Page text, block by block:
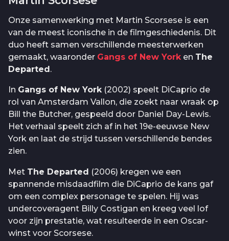
Onze samenwerking met Martin Scorsese is een
van de meest iconische in de filmgeschiedenis. Dit
duo heeft samen verschillende meesterwerken
gemaakt, waaronder Gangs of New Yorken The
Departed.
In Gangs of New York(2002) speelt DiCaprio de
rol van Amsterdam Vallon, die zoekt naar wraak op
Bill the Butcher, gespeeld door Daniel Day-Lewis.
Het verhaal speelt zich af in het 19e-eeuwse New
York en laat de strijd tussen verschillende bendes
zien.
Met The Departed (2006) kregen we een
spannende misdaadfilm die DiCaprio de kans gaf
om een complex personage te spelen. Hij was
undercoveragent Billy Costigan en kreeg veel lof
voor zijn prestatie, wat resulteerde in een Oscar-
winst voor Scorsese.